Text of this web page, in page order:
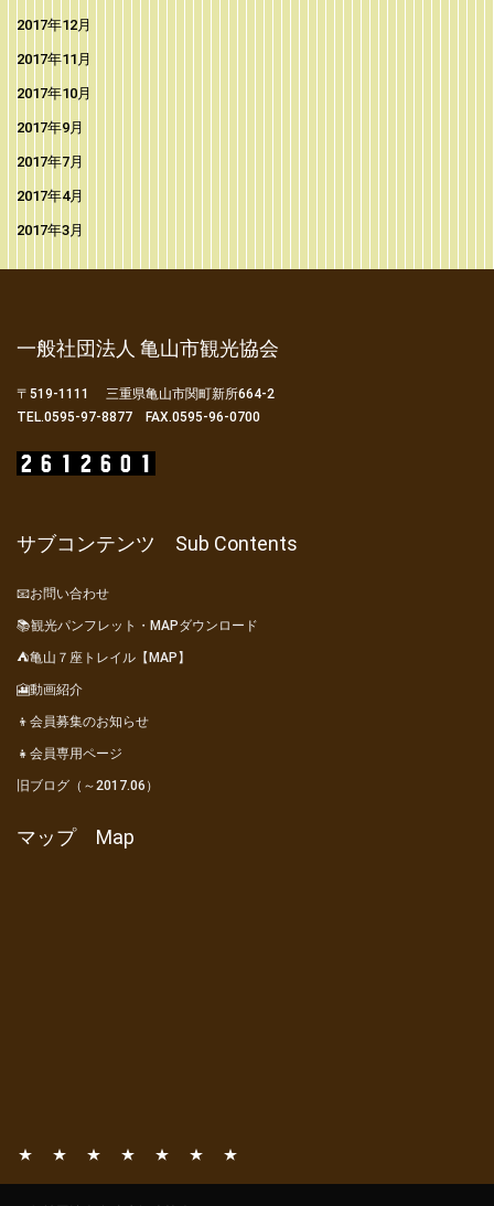
2017年12月
2017年11月
2017年10月
2017年9月
2017年7月
2017年4月
2017年3月
一般社団法人 亀山市観光協会
〒519-1111 三重県亀山市関町新所664-2
TEL.0595-97-8877 FAX.0595-96-0700
サブコンテンツ Sub Contents
📧お問い合わせ
📚観光パンフレット・MAPダウンロード
⛺亀山７座トレイル【MAP】
🎦動画紹介
👦会員募集のお知らせ
👧会員専用ページ
旧ブログ（～2017.06）
マップ Map
📧
📚
⛺
🎦
👦
👧
旧